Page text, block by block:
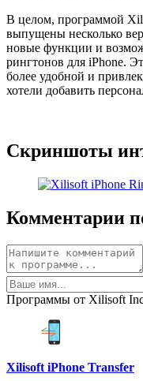
В целом, программой
выпущены несколько
новые функции и
рингтонов для iPhone.
более удобной и
хотели добавить
Скриншоты
Комментарии
Программы от Xilisoft
Xilisoft iPhone Transfer